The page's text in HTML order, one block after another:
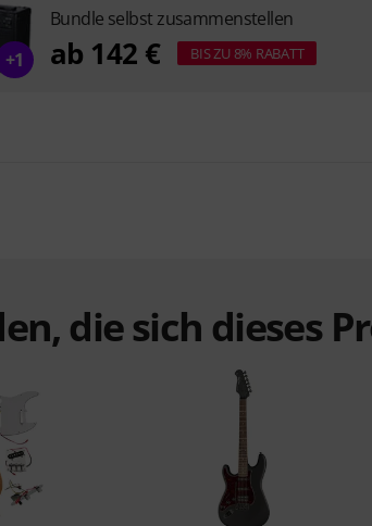
+1
Bundle selbst zusammenstellen
ab 142 € BIS ZU 8% RABATT
die sich dieses